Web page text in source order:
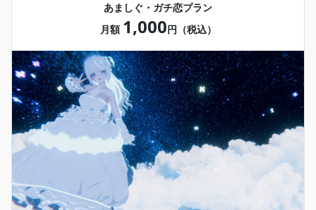
❄メンバー限定Discord招待
❄月１ボイスリクエスト券
あましぐ・ガチ恋プラン
月額 1,000円（税込）